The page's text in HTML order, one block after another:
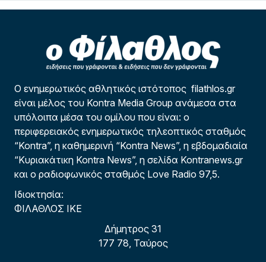
Ο ενημερωτικός αθλητικός ιστότοπος filathlos.gr
είναι μέλος του Kontra Media Group ανάμεσα στα
υπόλοιπα μέσα του ομίλου που είναι: ο
περιφερειακός ενημερωτικός τηλεοπτικός σταθμός
“Kontra”, η καθημερινή “Kontra News”, η εβδομαδιαία
“Κυριακάτικη Kontra News”, η σελίδα Kontranews.gr
και ο ραδιοφωνικός σταθμός Love Radio 97,5.
Ιδιοκτησία:
ΦΙΛΑΘΛΟΣ ΙΚΕ
Δήμητρος 31
177 78, Ταύρος